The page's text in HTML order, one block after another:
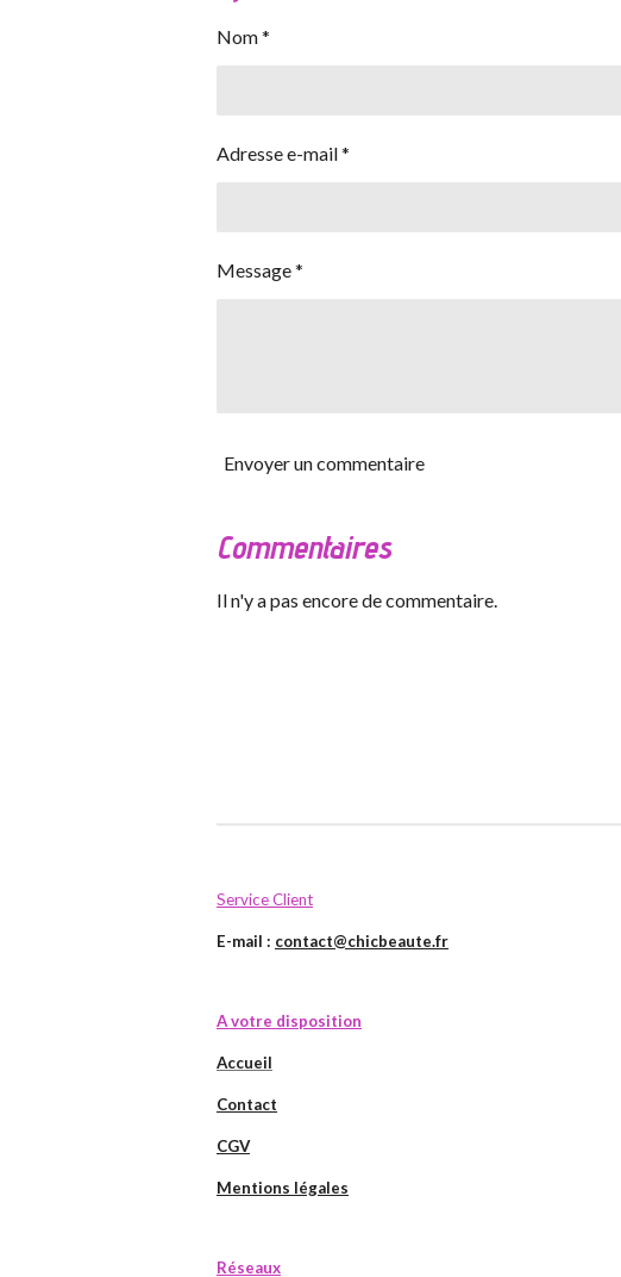
Nom *
Adresse e-mail *
Message *
Envoyer un commentaire
Commentaires
Il n'y a pas encore de commentaire.
Service Client
E-mail : contact@chicbeaute.fr
A votre disposition
Accueil
Contact
CGV
Mentions légales
Réseaux